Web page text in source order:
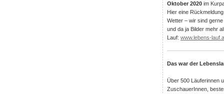
Oktober 2020 im
Hier eine
Wetter – wir sind
und da ja Bilder mehr
Lauf: www.lebens-
Das war der
Über 500 Läuferinnen
ZuschauerInnen,